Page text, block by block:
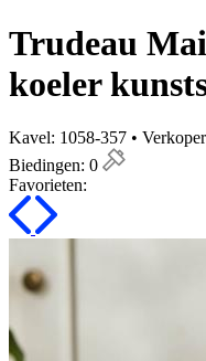
Trudeau
koeler
Kavel: 1058-357 •
Biedingen: 0
Favorieten: